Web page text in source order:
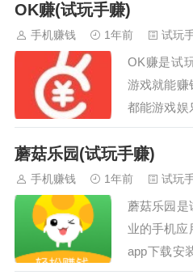
添赚账
册点…
的奖励。邀
快速提现让
下载吧！…
OK赚(试玩手赚)
手机赚钱 1年前 试玩
OK赚是试
游戏就能赚
都能游戏娱
戏赚钱外，
来获得奖
多、注册就
蘑菇乐园(试玩手赚)
手机赚钱 1年前 试玩
蘑菇乐园是
业的手机应
app下载安